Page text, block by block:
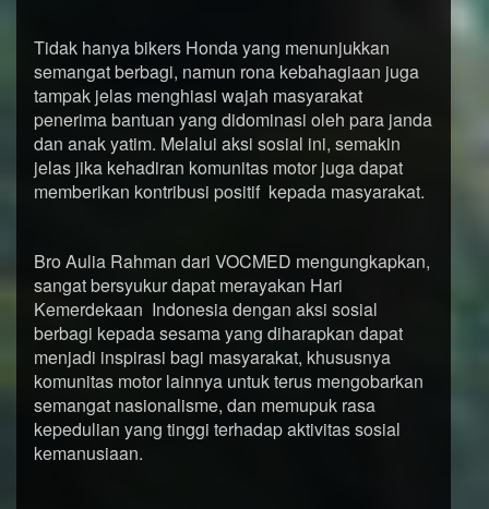
Tidak hanya bikers Honda yang menunjukkan
semangat berbagi, namun rona kebahagiaan juga
tampak jelas menghiasi wajah masyarakat
penerima bantuan yang didominasi oleh para janda
dan anak yatim. Melalui aksi sosial ini, semakin
jelas jika kehadiran komunitas motor juga dapat
memberikan kontribusi positif kepada masyarakat.
Bro Aulia Rahman dari VOCMED mengungkapkan,
sangat bersyukur dapat merayakan Hari
Kemerdekaan Indonesia dengan aksi sosial
berbagi kepada sesama yang diharapkan dapat
menjadi inspirasi bagi masyarakat, khususnya
komunitas motor lainnya untuk terus mengobarkan
semangat nasionalisme, dan memupuk rasa
kepedulian yang tinggi terhadap aktivitas sosial
kemanusiaan.